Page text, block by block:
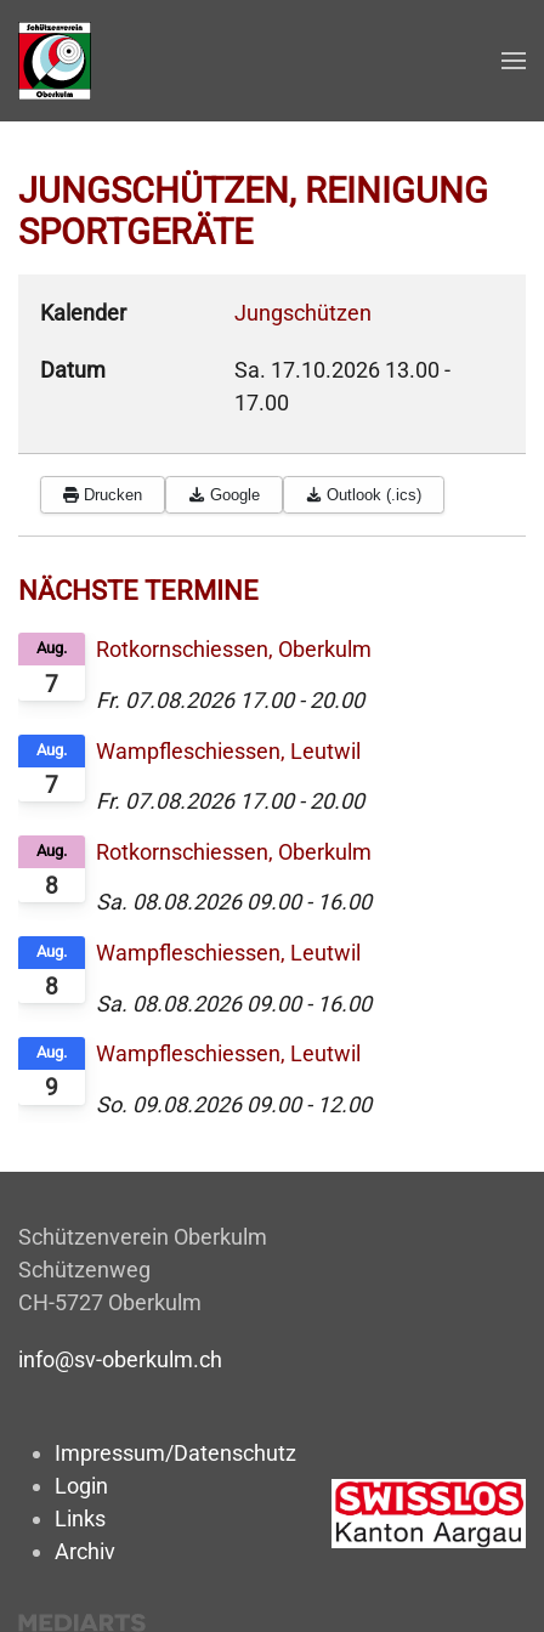
Zum Hauptinhalt springen
JUNGSCHÜTZEN, REINIGUNG
SPORTGERÄTE
Kalender Jungschützen
Datum Sa. 17.10.2026 13.00 -
17.00
Drucken Google Outlook (.ics)
NÄCHSTE TERMINE
7
Aug.
Rotkornschiessen, Oberkulm
Fr. 07.08.2026 17.00 - 20.00
7
Aug.
Wampfleschiessen, Leutwil
Fr. 07.08.2026 17.00 - 20.00
8
Aug.
Rotkornschiessen, Oberkulm
Sa. 08.08.2026 09.00 - 16.00
8
Aug.
Wampfleschiessen, Leutwil
Sa. 08.08.2026 09.00 - 16.00
9
Aug.
Wampfleschiessen, Leutwil
So. 09.08.2026 09.00 - 12.00
Schützenverein Oberkulm
Schützenweg
CH-5727 Oberkulm
info@sv-oberkulm.ch
Impressum/Datenschutz
Login
Links
Archiv